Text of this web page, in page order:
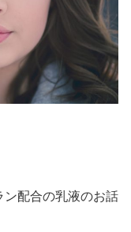
ン配合の乳液のお話